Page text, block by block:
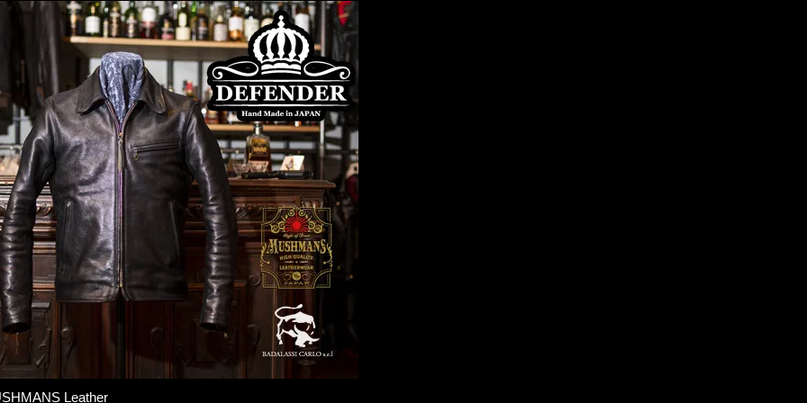
Leather